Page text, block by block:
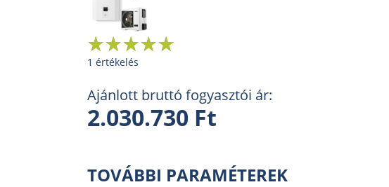
1 értékelés
Ajánlott bruttó fogyasztói ár:
2.030.730 Ft
TOVÁBBI PARAMÉTEREK